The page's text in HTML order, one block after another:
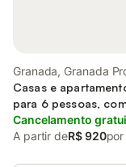
Granada, Granada
Casas e
para 6 pessoas,
Cancelamento
A partir deR$ 920por